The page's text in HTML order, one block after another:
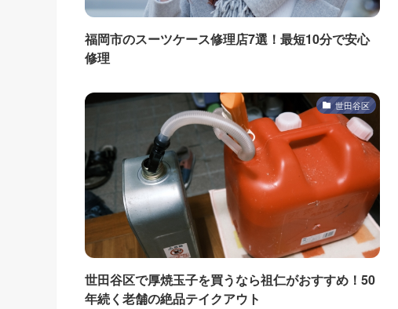
福岡市のスーツケース修理店7選！最短10分で安心
修理
世田谷区
世田谷区で厚焼玉子を買うなら祖仁がおすすめ！50
年続く老舗の絶品テイクアウト